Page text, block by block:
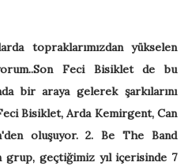
topraklarımızdan yükselen
Feci Bisiklet de bu
bir araya gelerek şarkılarını
Bisiklet, Arda Kemirgent, Can
oluşuyor. 2. Be The Band
grup, geçtiğimiz yıl içerisinde 7